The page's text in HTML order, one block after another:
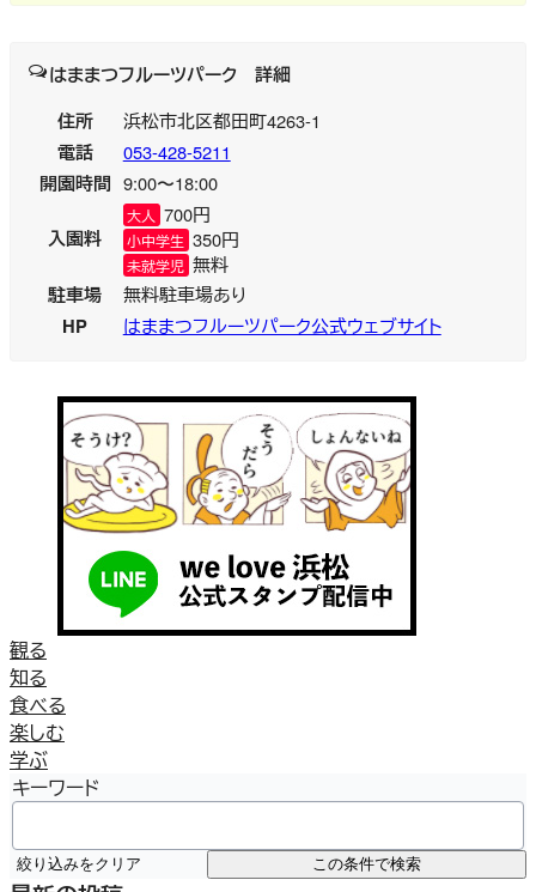
はままつフルーツパーク詳細
住所
浜松市北区都田町4263-1
電話 053-428-5211
開園時間 9:00〜18:00
入園料
大人 700円
小中学生 350円
未就学児 無料
駐車場 無料駐車場あり
HP はままつフルーツパーク公式ウェブサイト
観る
知る
食べる
楽しむ
学ぶ
キーワード
絞り込みをクリア この条件で検索